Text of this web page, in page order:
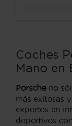
Coches
Mano en
Porsche no
más exitosas
expertos en
deportivos